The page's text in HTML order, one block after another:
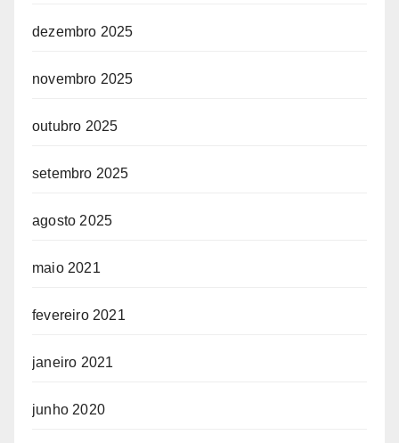
dezembro 2025
novembro 2025
outubro 2025
setembro 2025
agosto 2025
maio 2021
fevereiro 2021
janeiro 2021
junho 2020